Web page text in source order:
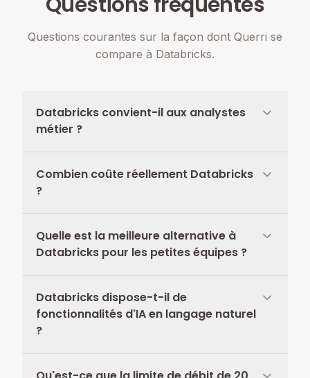
Questions courantes sur la façon dont Querri se
compare à Databricks.
Databricks convient-il aux analystes
métier ?
Combien coûte réellement Databricks
?
Quelle est la meilleure alternative à
Databricks pour les petites équipes ?
Databricks dispose-t-il de
fonctionnalités d'IA en langage naturel
?